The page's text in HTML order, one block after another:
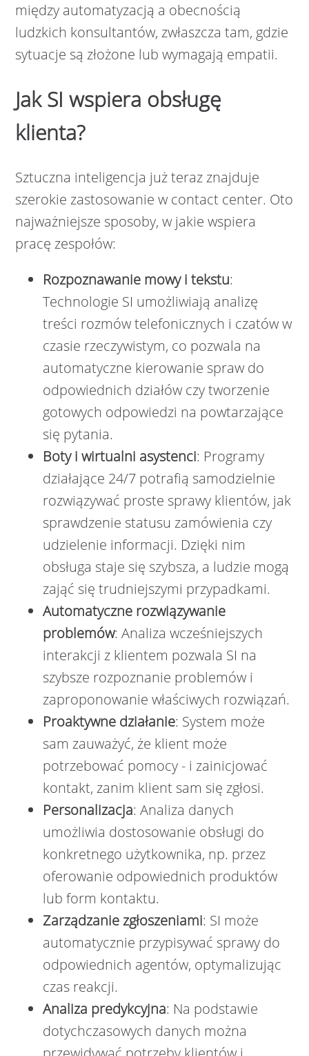
między automatyzacją a obecnością
ludzkich konsultantów, zwłaszcza tam, gdzie
sytuacje są złożone lub wymagają empatii.
Jak SI wspiera obsługę
klienta?
Sztuczna inteligencja już teraz znajduje
szerokie zastosowanie w contact center. Oto
najważniejsze sposoby, w jakie wspiera
pracę zespołów:
Rozpoznawanie mowy i tekstu:
Technologie SI umożliwiają analizę
treści rozmów telefonicznych i czatów w
czasie rzeczywistym, co pozwala na
automatyczne kierowanie spraw do
odpowiednich działów czy tworzenie
gotowych odpowiedzi na powtarzające
się pytania.
Boty i wirtualni asystenci: Programy
działające 24/7 potrafią samodzielnie
rozwiązywać proste sprawy klientów, jak
sprawdzenie statusu zamówienia czy
udzielenie informacji. Dzięki nim
obsługa staje się szybsza, a ludzie mogą
zająć się trudniejszymi przypadkami.
Automatyczne rozwiązywanie
problemów: Analiza wcześniejszych
interakcji z klientem pozwala SI na
szybsze rozpoznanie problemów i
zaproponowanie właściwych rozwiązań.
Proaktywne działanie: System może
sam zauważyć, że klient może
potrzebować pomocy - i zainicjować
kontakt, zanim klient sam się zgłosi.
Personalizacja: Analiza danych
umożliwia dostosowanie obsługi do
konkretnego użytkownika, np. przez
oferowanie odpowiednich produktów
lub form kontaktu.
Zarządzanie zgłoszeniami: SI może
automatycznie przypisywać sprawy do
odpowiednich agentów, optymalizując
czas reakcji.
Analiza predykcyjna: Na podstawie
dotychczasowych danych można